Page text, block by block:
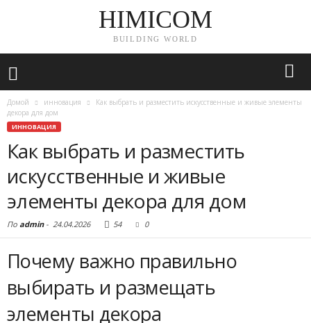
HIMICOM
BUILDING WORLD
Домой инновация
Как выбрать и разместить искусственные и живые элементы
декора для дом
ИННОВАЦИЯ
Как выбрать и разместить
искусственные и живые
элементы декора для дом
По admin- 24.04.2026 54 0
Почему важно правильно
выбирать и размещать
элементы декора